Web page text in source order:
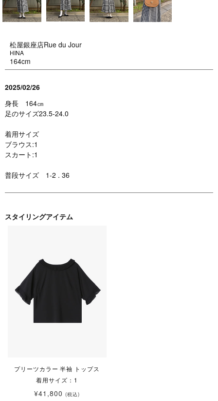
松屋銀座店Rue du Jour
HINA
164cm
2025/02/26
身長 164㎝
足のサイズ23.5-24.0
着用サイズ
ブラウス:1
スカート:1
普段サイズ 1-2 . 36
スタイリングアイテム
プリーツカラー 半袖 トップス
着用サイズ：1
¥41,800 (税込)